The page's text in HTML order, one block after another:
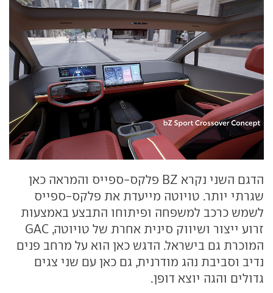
הדגם השני נקרא BZ פלקס-ספייס והמראה כאן
שגרתי יותר. טויוטה מייעדת את פלקס-ספייס
לשמש כרכב למשפחה ופיתוחו התבצע באמצעות
זרוע ייצור ושיווק סינית אחרת של טויוטה, GAC
המוכרת גם בישראל. הדגש כאן הוא על מרחב פנים
נדיב וסביבת נהג מודרנית, גם כאן עם שני צגים
גדולים והגה יוצא דופן.